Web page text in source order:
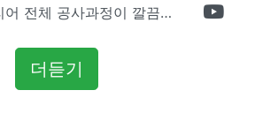
인테리어 전체 공사과정이 깔끔하게 진행이 되었고 공사 후 A/S도 빠르게 충실하게 진행을 해주셨습니다.
더듣기